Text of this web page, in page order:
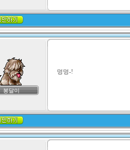
봉달이
멍멍-!